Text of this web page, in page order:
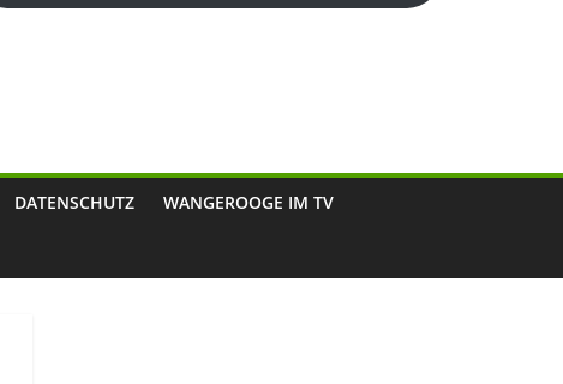
DATENSCHUTZ WANGEROOGE IM TV